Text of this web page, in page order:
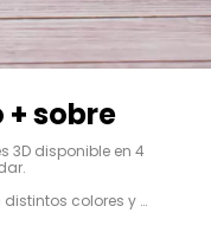
sobre
3D disponible en 4
distintos colores y
cuáles desean.